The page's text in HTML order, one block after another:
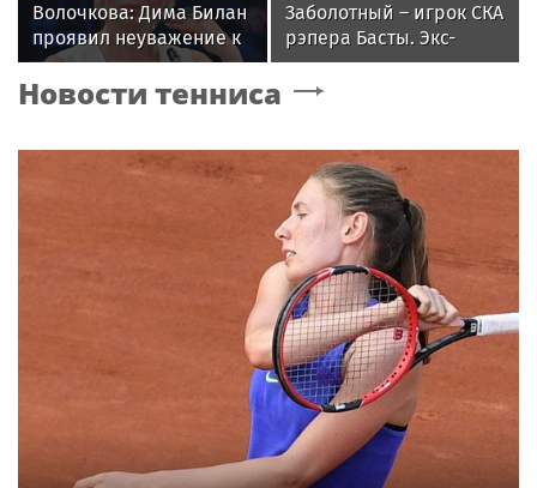
Волочкова: Дима Билан
проявил неуважение к
зрителям на своем
концерте в Москве
Заболотный – игрок СКА
рэпера Басты. Экс-
форвард «Спартака»
будет получать 500
Новости тенниса